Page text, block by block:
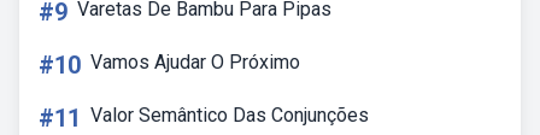
#9 Varetas De Bambu Para Pipas
#10 Vamos Ajudar O Próximo
#11 Valor Semântico Das Conjunções